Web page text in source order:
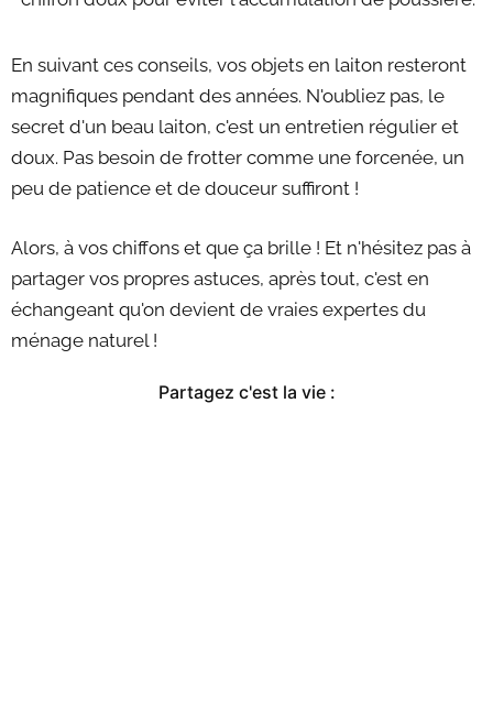
En suivant ces conseils, vos objets en laiton resteront
magnifiques pendant des années. N'oubliez pas, le
secret d'un beau laiton, c'est un entretien régulier et
doux. Pas besoin de frotter comme une forcenée, un
peu de patience et de douceur suffiront !
Alors, à vos chiffons et que ça brille ! Et n'hésitez pas à
partager vos propres astuces, après tout, c'est en
échangeant qu'on devient de vraies expertes du
ménage naturel !
Partagez c'est la vie :